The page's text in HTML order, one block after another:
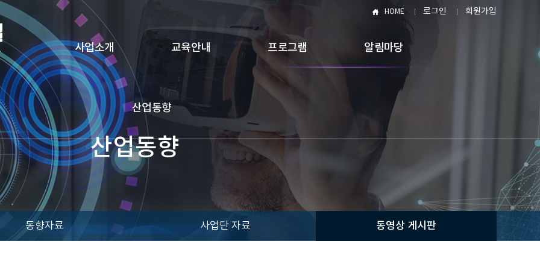
HOME 로그인 회원가입
사업소개 교육안내 프로그램 알림마당
산업동향
산업동향
동향자료 사업단 자료 동영상 게시판